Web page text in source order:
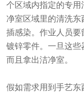
个区域内指定的专
净室区域里的清洗
插感染。作业人员
镀锌零件。一旦这些
而且拿出洁净室。
假如需求用到手艺